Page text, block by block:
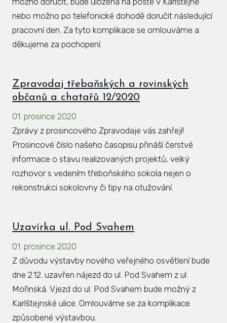
nebo možno po telefonické dohodě doručit následující
pracovní den. Za tyto komplikace se omlouváme a
děkujeme za pochopení.
Zpravodaj třebaňských a rovinských
občanů a chatařů 12/2020
01. prosince 2020
Zprávy z prosincového Zpravodaje vás zahřejí!
Prosincové číslo našeho časopisu přináší čerstvé
informace o stavu realizovaných projektů, velký
rozhovor s vedením třeboňského sokola nejen o
rekonstrukci sokolovny či tipy na otužování.
Uzavírka ul. Pod Svahem
01. prosince 2020
Z důvodu výstavby nového veřejného osvětlení bude
dne 2.12. uzavřen nájezd do ul. Pod Svahem z ul.
Mořinská. Vjezd do ul. Pod Svahem bude možný z
Karlštejnské ulice. Omlouváme se za komplikace
způsobené výstavbou.